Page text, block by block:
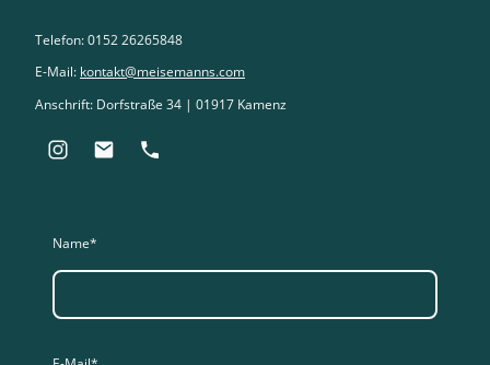
Telefon: 0152 26265848
E-Mail: kontakt@meisemanns.com
Anschrift: Dorfstraße 34 | 01917 Kamenz
Name*